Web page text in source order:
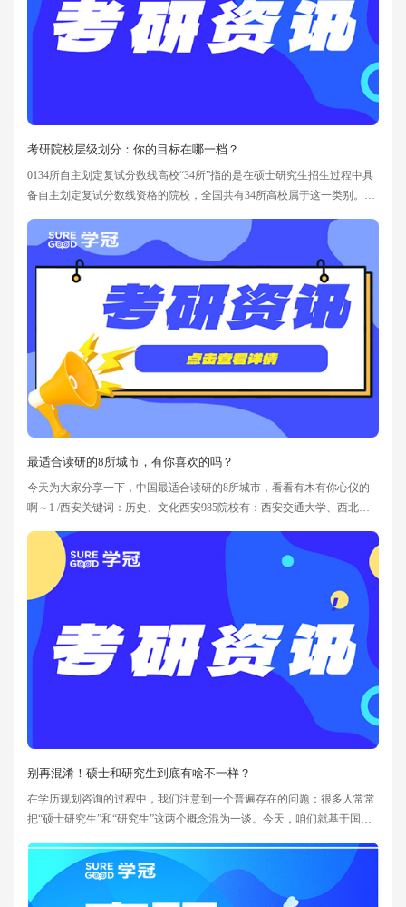
考研院校层级划分：你的目标在哪一档？
0134所自主划定复试分数线高校“34所”指的是在硕士研究生招生过程中具
备自主划定复试分数线资格的院校，全国共有34所高校属于这一类别。这
定后报教育部备案即可。其复试启动时间通常较早，更方便考生进行调
剂。通常来说，“34所”公布分数线的时间较早，复试安排也相应提前。这
对考生——尤其是需要参与调剂的同学而言非常关键。例如，报考北京大
最适合读研的8所城市，有你喜欢的吗？
今天为大家分享一下，中国最适合读研的8所城市，看看有木有你心仪的
啊～1 /西安关键词：历史、文化西安985院校有：西安交通大学、西北工
学、西北农林科技大学、西北大学、第四军医大学、长安大学、陕西师范
大学、西安电子科技大学。秦始皇兵马俑，陕西省博物馆，大雁塔、慈恩
寺、碑林、大明宫遗址、钟楼、鼓楼等等，如此多的古迹文物，任何
别再混淆！硕士和研究生到底有啥不一样？
在学历规划咨询的过程中，我们注意到一个普遍存在的问题：很多人常常
把“硕士研究生”和“研究生”这两个概念混为一谈。今天，咱们就基于国内
不同研究生，它代表的是一种学历层次，简单来说，就是本科毕业之后所
经历的教育阶段。而硕士呢，它是一种学位类型，是对个人学术水平的一
种官方认证。当你完成硕士阶段的学业，顺利毕业时，会同时拿到研究生